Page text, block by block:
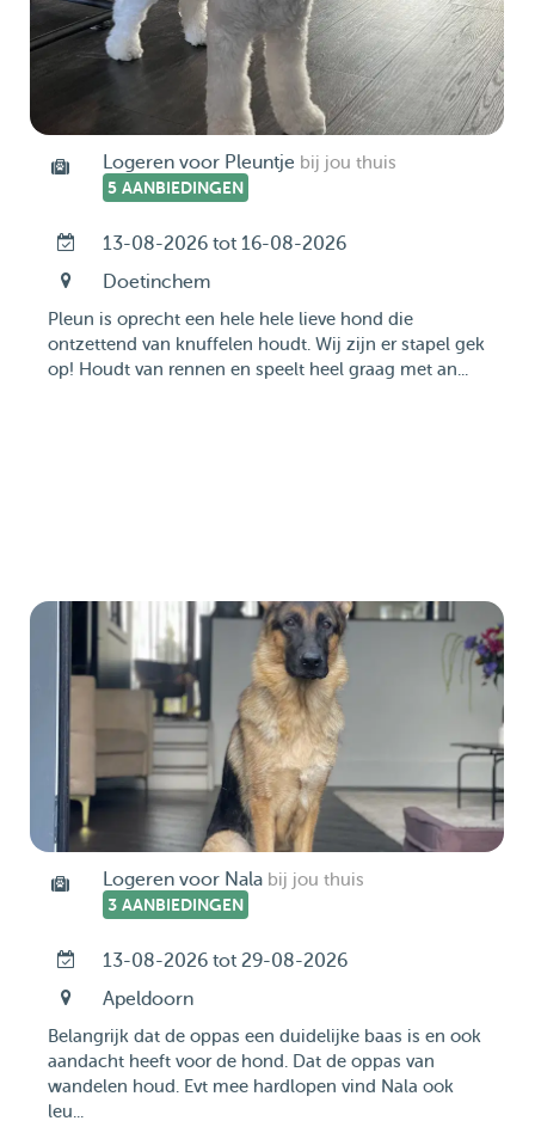
Logeren voor Pleuntje bij jou thuis
5 AANBIEDINGEN
13-08-2026 tot 16-08-2026
Doetinchem
Pleun is oprecht een hele hele lieve hond die
ontzettend van knuffelen houdt. Wij zijn er stapel gek
op! Houdt van rennen en speelt heel graag met an...
Logeren voor Nala bij jou thuis
3 AANBIEDINGEN
13-08-2026 tot 29-08-2026
Apeldoorn
Belangrijk dat de oppas een duidelijke baas is en ook
aandacht heeft voor de hond. Dat de oppas van
wandelen houd. Evt mee hardlopen vind Nala ook
leu...